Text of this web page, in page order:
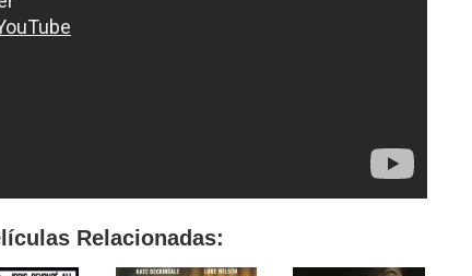
Relacionadas: